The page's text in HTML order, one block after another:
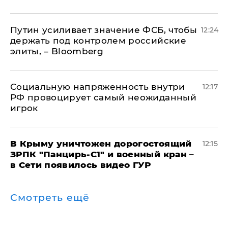
Путин усиливает значение ФСБ, чтобы
держать под контролем российские
элиты, – Bloomberg
12:24
Социальную напряженность внутри
РФ провоцирует самый неожиданный
игрок
12:17
В Крыму уничтожен дорогостоящий
ЗРПК "Панцирь-С1" и военный кран –
в Сети появилось видео ГУР
12:15
Смотреть ещё